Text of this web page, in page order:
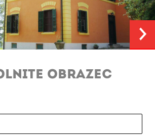
OBRAZEC